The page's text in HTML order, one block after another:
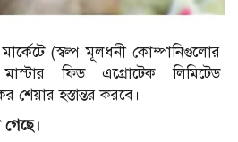
(স্বল্প মূলধনী কোম্পানিগুলোর
মাস্টার ফিড এগ্রোটেক লিমিটেড
শেয়ার হস্তান্তর করবে।